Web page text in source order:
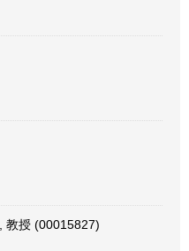
教授 (00015827)